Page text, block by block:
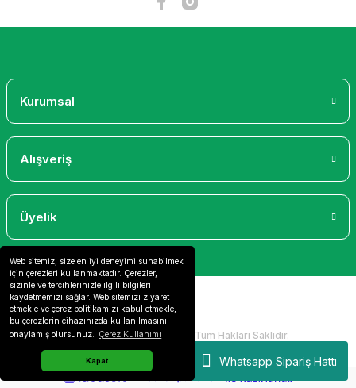
Web sitemiz, size en iyi deneyimi sunabilmek
için çerezleri kullanmaktadır. Çerezler,
sizinle ve tercihlerinizle ilgili bilgileri
kaydetmemizi sağlar. Web sitemizi ziyaret
etmekle ve çerez politikamızı kabul etmekle,
bu çerezlerin cihazınızda kullanılmasını
onaylamış olursunuz.
Çerez Kullanımı
Kapat Whatsapp Sipariş Hattı
Kurumsal
Alışveriş
Üyelik
2024 Copyright IdeaSoft - Tüm Hakları Saklıdır.